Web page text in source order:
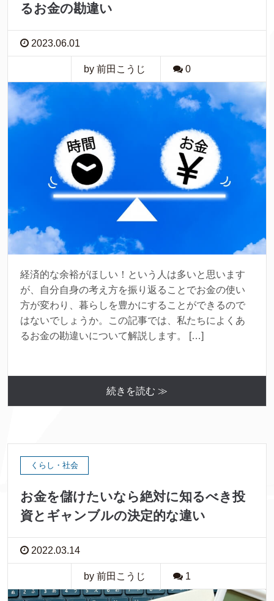
るお金の勘違い
2023.06.01
by 前田こうじ 0
経済的な余裕がほしい！という人は多いと思います
が、自分自身の考え方を振り返ることでお金の使い
方が変わり、暮らしを豊かにすることができるので
はないでしょうか。この記事では、私たちによくあ
るお金の勘違いについて解説します。 […]
続きを読む ≫
くらし・社会
お金を儲けたいなら絶対に知るべき投
資とギャンブルの決定的な違い
2022.03.14
by 前田こうじ 1